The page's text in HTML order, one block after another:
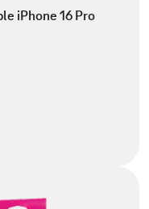
iPhone 16 Pro